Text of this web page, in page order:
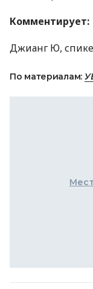
Комментирует:
Джианг Ю,
По материалам: